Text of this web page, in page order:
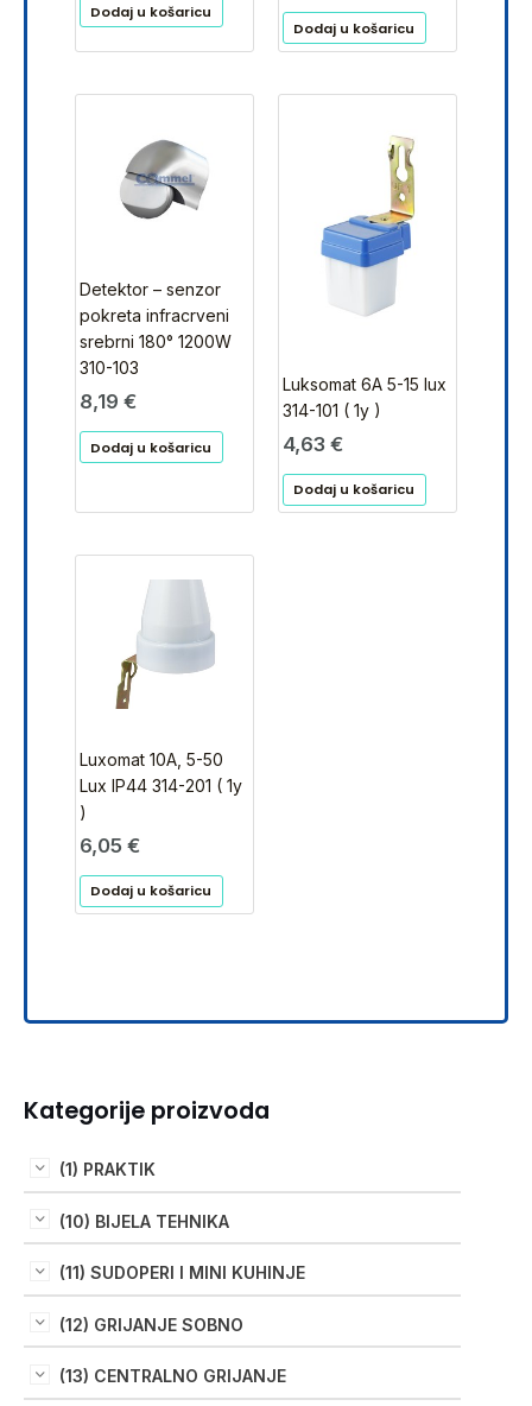
Kategorije proizvoda
(1) PRAKTIK
(10) BIJELA TEHNIKA
(11) SUDOPERI I MINI KUHINJE
(12) GRIJANJE SOBNO
(13) CENTRALNO GRIJANJE
Dodaj u košaricu
Dodaj u košaricu
Detektor – senzor
pokreta infracrveni
srebrni 180° 1200W
310-103
8,19 €
Dodaj u košaricu
Luksomat 6A 5-15 lux
314-101 ( 1y )
4,63 €
Dodaj u košaricu
Luxomat 10A, 5-50
Lux IP44 314-201 ( 1y
)
6,05 €
Dodaj u košaricu